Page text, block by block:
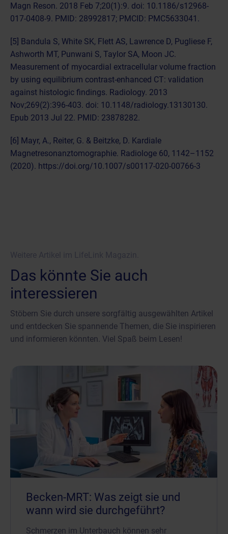
Magn Reson. 2018 Feb 7;20(1):9. doi: 10.1186/s12968-
017-0408-9. PMID: 28992817; PMCID: PMC5633041.
[5] Bandula S, White SK, Flett AS, Lawrence D, Pugliese F,
Ashworth MT, Punwani S, Taylor SA, Moon JC.
Measurement of myocardial extracellular volume fraction
by using equilibrium contrast-enhanced CT: validation
against histologic findings. Radiology. 2013
Nov;269(2):396-403. doi: 10.1148/radiology.13130130.
Epub 2013 Jul 22. PMID: 23878282.
[6] Mayr, A., Reiter, G. & Beitzke, D. Kardiale
Magnetresonanztomographie. Radiologe 60, 1142–1152
(2020). https://doi.org/10.1007/s00117-020-00766-3
Das könnte Sie auch
interessieren
Stöbern Sie durch unsere sorgfältig ausgewählten Artikel
und entdecken Sie spannende Themen, die Sie inspirieren
und informieren könnten. Viel Spaß beim Lesen!
Becken-MRT: Was zeigt sie und
wann wird sie durchgeführt?
Schmerzen im Unterbauch können sehr